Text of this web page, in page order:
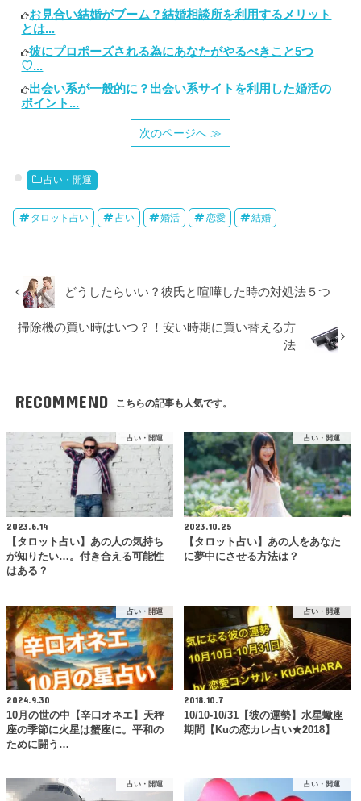
お見合い結婚がブーム？結婚相談所を利用するメリット
とは...
彼にプロポーズされる為にあなたがやるべきこと5つ
♡...
出会い系が一般的に？出会い系サイトを利用した婚活の
ポイント...
次のページへ ≫
占い・開運
タロット占い 占い 婚活 恋愛 結婚
どうしたらいい？彼氏と喧嘩した時の対処法５つ
掃除機の買い時はいつ？！安い時期に買い替える方
法
RECOMMEND こちらの記事も人気です。
占い・開運
2023.6.14
【タロット占い】あの人の気持ち
が知りたい…。付き合える可能性
はある？
占い・開運
2023.10.25
【タロット占い】あの人をあなた
に夢中にさせる方法は？
占い・開運
2024.9.30
10月の世の中【辛口オネエ】天秤
座の季節に火星は蟹座に。平和の
ために闘う…
占い・開運
2018.10.7
10/10-10/31【彼の運勢】水星蠍座
期間【Kuの恋カレ占い★2018】
占い・開運 占い・開運